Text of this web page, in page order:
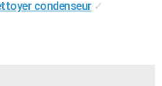
condenseur ✓